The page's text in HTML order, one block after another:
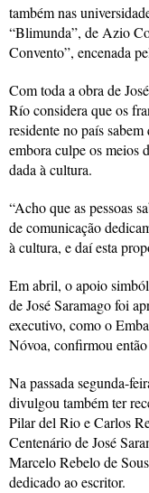
também nas
“Blimunda”, de Azio
Convento”, encenada
Com toda a obra de
Río considera que os
residente no país
embora culpe os meios
dada à cultura.
“Acho que as pessoas
de comunicação
à cultura, e daí esta
Em abril, o apoio
de José Saramago foi
executivo, como o
Nóvoa, confirmou
Na passada segunda-
divulgou também ter
Pilar del Rio e Carlos
Centenário de José
Marcelo Rebelo de
dedicado ao escritor.